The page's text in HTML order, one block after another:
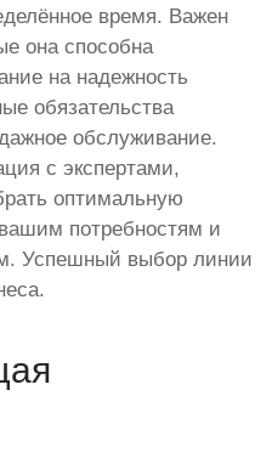
время. Важен
она способна
на надежность
обязательства
обслуживание.
с экспертами,
оптимальную
потребностям и
Успешный выбор линии